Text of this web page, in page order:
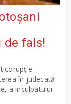
de fals!
–
în judecată
a inculpatului